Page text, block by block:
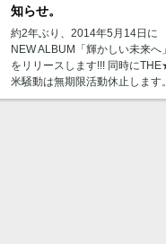
知らせ。
約2年ぶり、2014年5月14日に
NEW ALBUM「輝かしい未来へ
をリリースします!!! 同時に
米騒動は無期限活動休止します